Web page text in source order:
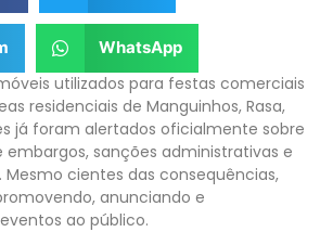
WhatsApp
utilizados para festas comerciais
residenciais de Manguinhos, Rasa,
já foram alertados oficialmente sobre
embargos, sanções administrativas e
Mesmo cientes das consequências,
anunciando e
ao público.